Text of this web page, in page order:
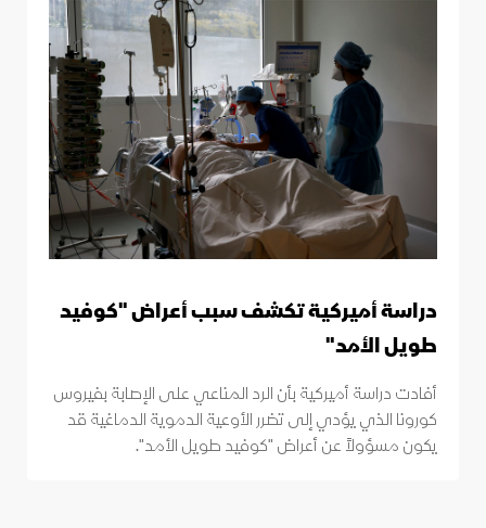
دراسة أميركية تكشف سبب أعراض "كوفيد
طويل الأمد"
أفادت دراسة أميركية بأن الرد المناعي على الإصابة بفيروس
كورونا الذي يؤدي إلى تضرر الأوعية الدموية الدماغية قد
يكون مسؤولاً عن أعراض "كوفيد طويل الأمد".